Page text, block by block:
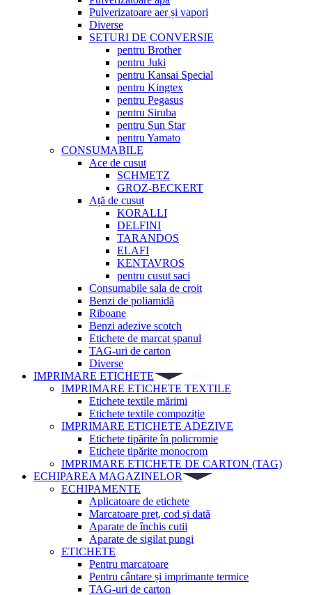
Pulverizatoare aer și vapori
Diverse
SETURI DE CONVERSIE
pentru Brother
pentru Juki
pentru Kansai Special
pentru Kingtex
pentru Pegasus
pentru Siruba
pentru Sun Star
pentru Yamato
CONSUMABILE
Ace de cusut
SCHMETZ
GROZ-BECKERT
Ață de cusut
KORALLI
DELFINI
TARANDOS
ELAFI
KENTAVROS
pentru cusut saci
Consumabile sala de croit
Benzi de poliamidă
Riboane
Benzi adezive scotch
Etichete de marcat șpanul
TAG-uri de carton
Diverse
IMPRIMARE ETICHETE
IMPRIMARE ETICHETE TEXTILE
Etichete textile mărimi
Etichete textile compoziție
IMPRIMARE ETICHETE ADEZIVE
Etichete tipărite în policromie
Etichete tipărite monocrom
IMPRIMARE ETICHETE DE CARTON (TAG)
ECHIPAREA MAGAZINELOR
ECHIPAMENTE
Aplicatoare de etichete
Marcatoare preț, cod și dată
Aparate de închis cutii
Aparate de sigilat pungi
ETICHETE
Pentru marcatoare
Pentru cântare și imprimante termice
TAG-uri de carton